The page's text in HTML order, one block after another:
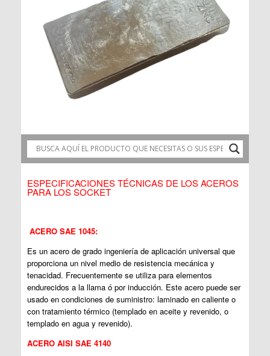
ESPECIFICACIONES TÉCNICAS DE LOS ACEROS
PARA LOS SOCKET
ACERO SAE 1045:
Es un acero de grado ingeniería de aplicación universal que
proporciona un nivel medio de resistencia mecánica y
tenacidad. Frecuentemente se utiliza para elementos
endurecidos a la llama ó por inducción. Este acero puede ser
usado en condiciones de suministro: laminado en caliente o
con tratamiento térmico (templado en aceite y revenido, o
templado en agua y revenido).
ACERO AISI SAE 4140